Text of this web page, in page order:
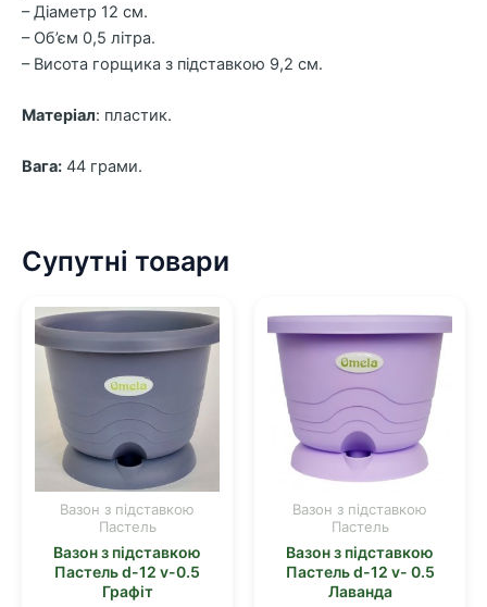
– Діаметр 12 см.
– Об’єм 0,5 літра.
– Висота горщика з підставкою 9,2 см.
Матеріал: пластик.
Вага: 44 грами.
Супутні товари
Вазон з підставкою
Пастель
Вазон з підставкою
Пастель d-12 v-0.5
Графіт
Вазон з підставкою
Пастель
Вазон з підставкою
Пастель d-12 v- 0.5
Лаванда